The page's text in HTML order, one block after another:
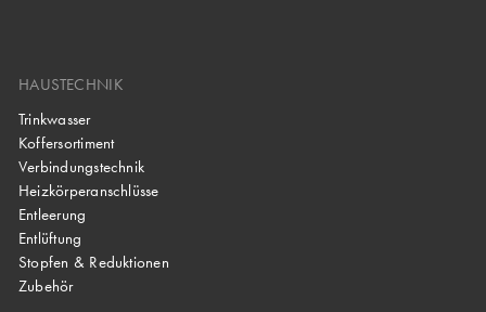
HAUSTECHNIK
Trinkwasser
Koffersortiment
Verbindungstechnik
Heizkörperanschlüsse
Entleerung
Entlüftung
Stopfen & Reduktionen
Zubehör